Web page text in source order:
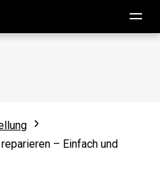
– Einfach und